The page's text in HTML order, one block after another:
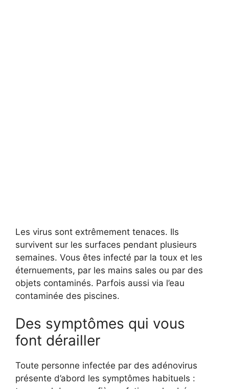
Les virus sont extrêmement tenaces. Ils
survivent sur les surfaces pendant plusieurs
semaines. Vous êtes infecté par la toux et les
éternuements, par les mains sales ou par des
objets contaminés. Parfois aussi via l’eau
contaminée des piscines.
Des symptômes qui vous
font dérailler
Toute personne infectée par des adénovirus
présente d’abord les symptômes habituels :